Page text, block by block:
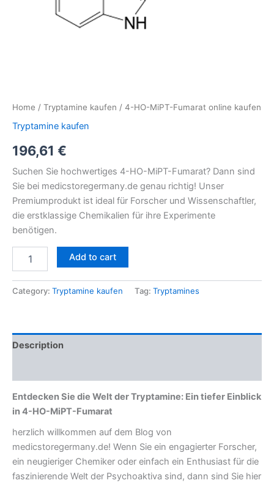
Home / Tryptamine kaufen / 4-HO-MiPT-Fumarat online kaufen
Tryptamine kaufen
196,61 €
Suchen Sie hochwertiges 4-HO-MiPT-Fumarat? Dann sind
Sie bei medicstoregermany.de genau richtig! Unser
Premiumprodukt ist ideal für Forscher und Wissenschaftler,
die erstklassige Chemikalien für ihre Experimente
benötigen.
Add to cart
Category: Tryptamine kaufen Tag: Tryptamines
Description
Entdecken Sie die Welt der Tryptamine: Ein tiefer Einblick
in 4-HO-MiPT-Fumarat
herzlich willkommen auf dem Blog von
medicstoregermany.de! Wenn Sie ein engagierter Forscher,
ein neugieriger Chemiker oder einfach ein Enthusiast für die
faszinierende Welt der Psychoaktiva sind, dann sind Sie hier